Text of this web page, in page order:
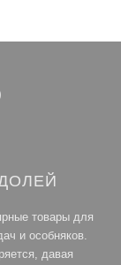
товары для
и особняков.
давая